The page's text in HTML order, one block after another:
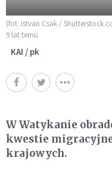
(fot. Istvan Csak /
9 lat temu
KAI / pk
W Watykanie
kwestie
krajowych.